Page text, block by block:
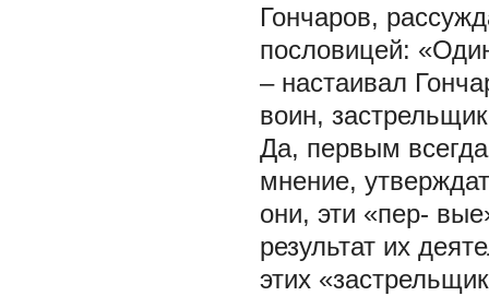
Гончаров,
пословицей:
– настаивал
воин,
Да, первым всегда
мнение,
они, эти «пер-
результат их
этих